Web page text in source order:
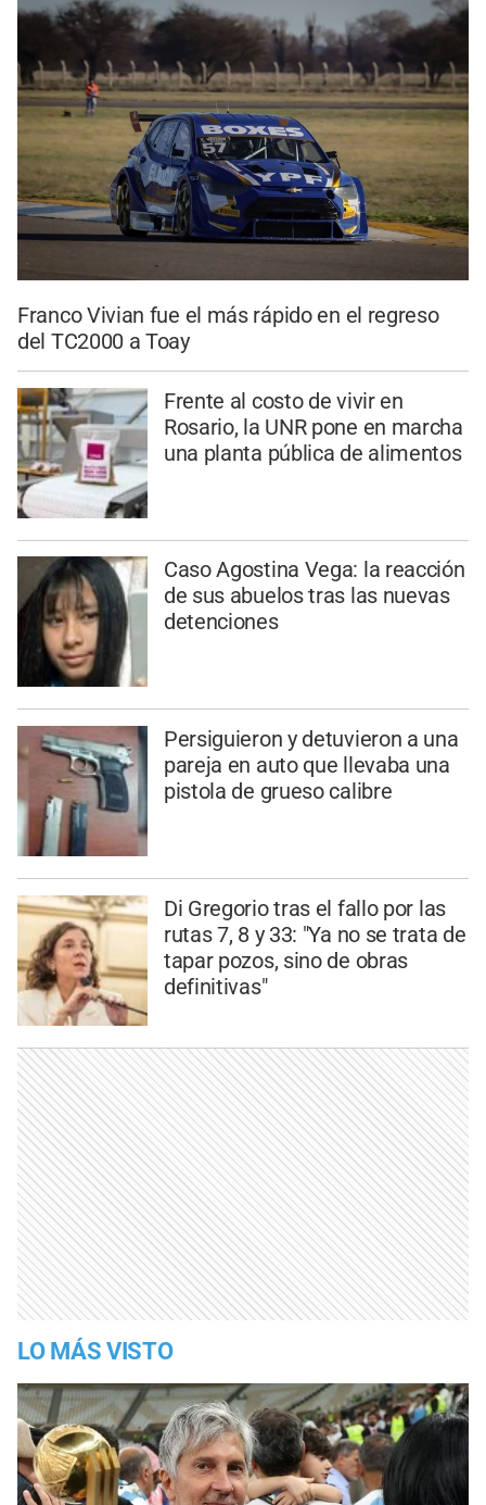
Franco Vivian fue el más rápido en el regreso
del TC2000 a Toay
Frente al costo de vivir en
Rosario, la UNR pone en marcha
una planta pública de alimentos
Caso Agostina Vega: la reacción
de sus abuelos tras las nuevas
detenciones
Persiguieron y detuvieron a una
pareja en auto que llevaba una
pistola de grueso calibre
Di Gregorio tras el fallo por las
rutas 7, 8 y 33: "Ya no se trata de
tapar pozos, sino de obras
definitivas"
LO MÁS VISTO